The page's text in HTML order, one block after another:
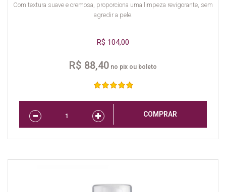
Com textura suave e cremosa, proporciona uma limpeza revigorante, sem
agredir a pele.
R$ 104,00
R$ 88,40 no pix ou boleto
COMPRAR